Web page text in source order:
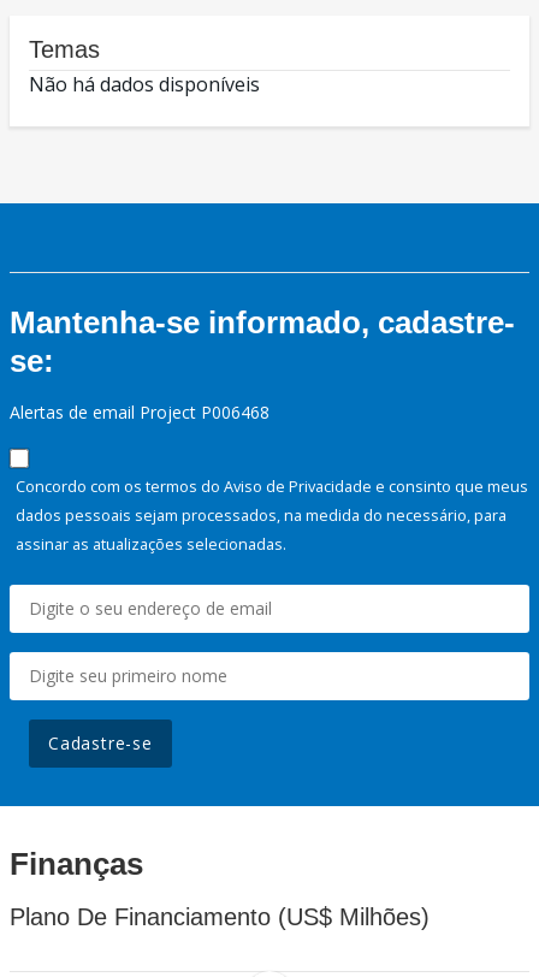
Temas
Não há dados disponíveis
Mantenha-se informado, cadastre-
se:
Alertas de email Project P006468
Concordo com os termos do Aviso de Privacidade e consinto que meus
dados pessoais sejam processados, na medida do necessário, para
assinar as atualizações selecionadas.
Cadastre-se
Finanças
Plano De Financiamento (US$ Milhões)